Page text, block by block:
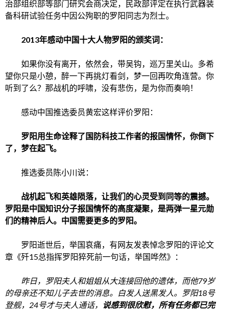
治部组织部等部门研究会商决定，民政部评定在执行武器装
备科研试验任务中因公殉职的罗阳同志为烈士。
2013年感动中国十大人物罗阳的颁奖词：
如果你没有离开，依然会，带吴钩，巡万里关山。多希
望你只是小憩，醉一下再挑灯看剑，梦一回再吹角连营。你
听到了么？那战机的呼啸，没有悲伤，是为你而奏响！
感动中国推选委员黄宏这样评价罗阳：
罗阳用生命诠释了国防科技工作者的报国情怀，你倒下
了，梦在起飞。
推选委员陈小川说：
战机起飞和英雄陨落，让我们的心灵受到同等的震撼。
罗阳是中国知识分子报国情怀的高度凝聚，是两弹一星元勋
们的精神后人。中国需要更多的罗阳。
罗阳逝世后，举国哀痛，有网友发表悼念罗阳的评论文
章《歼15总指挥罗阳猝死前一句话，举国哗然》：
昨日，罗阳夫人和姐姐从大连接回他的遗体，而他79岁
的母亲还不知儿子去世的消息。白发人送黑发人。罗阳18号
登舰，24号才与夫人通话，
说感到很欣慰，所有任务都已完